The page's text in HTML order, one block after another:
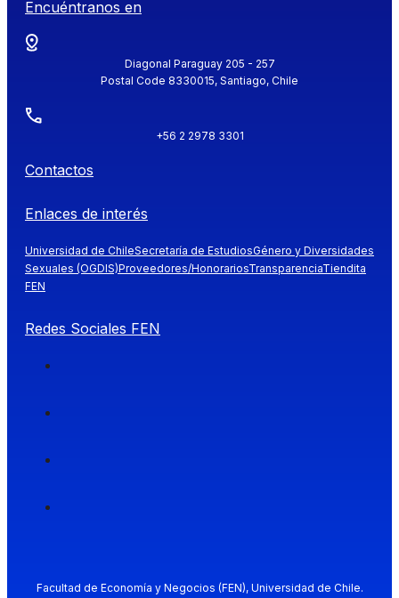
Encuéntranos en
Diagonal Paraguay 205 - 257
Postal Code 8330015, Santiago, Chile
+56 2 2978 3301
Contactos
Enlaces de interés
Universidad de ChileSecretaría de EstudiosGénero y Diversidades
Sexuales (OGDIS)Proveedores/HonorariosTransparenciaTiendita
FEN
Redes Sociales FEN
Facultad de Economía y Negocios (FEN), Universidad de Chile.